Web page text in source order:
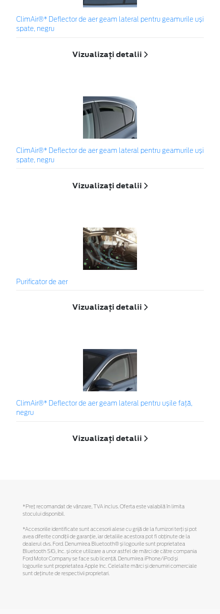
ClimAir®* Deflector de aer geam lateral pentru geamurile uși
spate, negru
Vizualizați detalii
ClimAir®* Deflector de aer geam lateral pentru geamurile uși
spate, negru
Vizualizați detalii
Purificator de aer
Vizualizați detalii
ClimAir®* Deflector de aer geam lateral pentru ușile față,
negru
Vizualizați detalii
*Preţ recomandat de vânzare, TVA inclus. Oferta este valabilă în limita
stocului disponibil.
*Accesoriile identificate sunt accesorii alese cu grijă de la furnizori terți și pot
avea diferite condiții de garanție, iar detaliile acestora pot fi obținute de la
dealerul dvs. Ford. Denumirea Bluetooth® și logourile sunt proprietatea
Bluetooth SIG, Inc. și orice utilizare a unor astfel de mărci de către compania
Ford Motor Company se face sub licență. Denumirea iPhone/iPod și
logourile sunt proprietatea Apple Inc. Celelalte mărci și denumiri comerciale
sunt deținute de respectivii proprietari.